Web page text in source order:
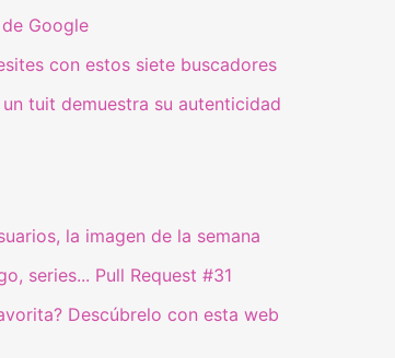
Google
con estos siete buscadores
tuit demuestra su autenticidad
la imagen de la semana
series... Pull Request #31
Descúbrelo con esta web